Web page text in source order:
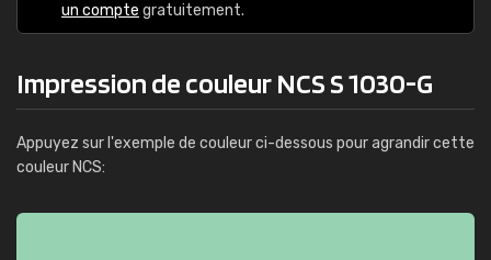
un compte gratuitement.
Impression de couleur NCS S 1030-G
Appuyez sur l'exemple de couleur ci-dessous pour agrandir cette
couleur NCS: